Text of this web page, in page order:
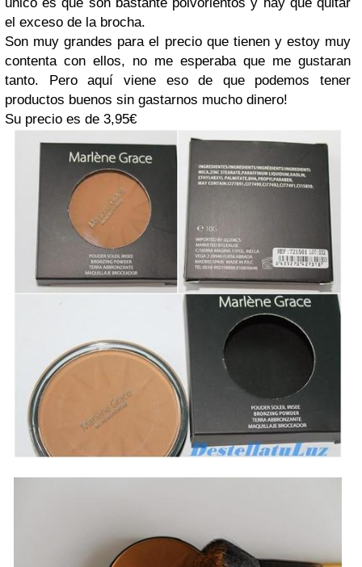
el exceso de la brocha.
Son muy grandes para el precio que tienen y estoy muy
contenta con ellos, no me esperaba que me gustaran
tanto. Pero aquí viene eso de que podemos tener
productos buenos sin gastarnos mucho dinero!
Su precio es de 3,95€